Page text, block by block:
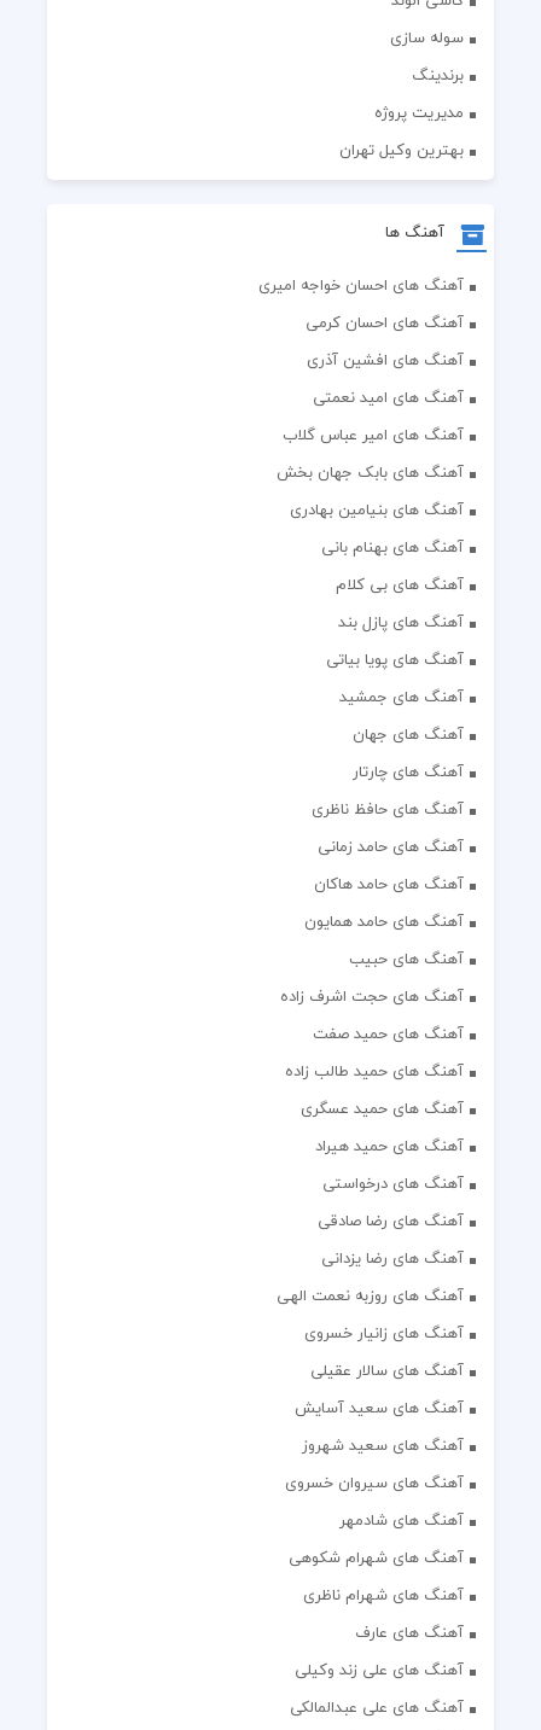
سوله سازی
برندینگ
مدیریت پروژه
بهترین وکیل تهران
آهنگ ها
آهنگ های احسان خواجه امیری
آهنگ های احسان کرمی
آهنگ های افشین آذری
آهنگ های امید نعمتی
آهنگ های امیر عباس گلاب
آهنگ های بابک جهان بخش
آهنگ های بنیامین بهادری
آهنگ های بهنام بانی
آهنگ های بی کلام
آهنگ های پازل بند
آهنگ های پویا بیاتی
آهنگ های جمشید
آهنگ های جهان
آهنگ های چارتار
آهنگ های حافظ ناظری
آهنگ های حامد زمانی
آهنگ های حامد هاکان
آهنگ های حامد همایون
آهنگ های حبیب
آهنگ های حجت اشرف زاده
آهنگ های حمید صفت
آهنگ های حمید طالب زاده
آهنگ های حمید عسگری
آهنگ های حمید هیراد
آهنگ های درخواستی
آهنگ های رضا صادقی
آهنگ های رضا یزدانی
آهنگ های روزبه نعمت الهی
آهنگ های زانیار خسروی
آهنگ های سالار عقیلی
آهنگ های سعید آسایش
آهنگ های سعید شهروز
آهنگ های سیروان خسروی
آهنگ های شادمهر
آهنگ های شهرام شکوهی
آهنگ های شهرام ناظری
آهنگ های عارف
آهنگ های علی زند وکیلی
آهنگ های علی عبدالمالکی